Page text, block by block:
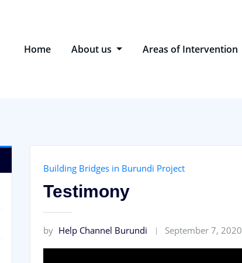
Home About us Areas of Intervention
Building Bridges in Burundi Project
Testimony
by Help Channel Burundi September 7, 2020